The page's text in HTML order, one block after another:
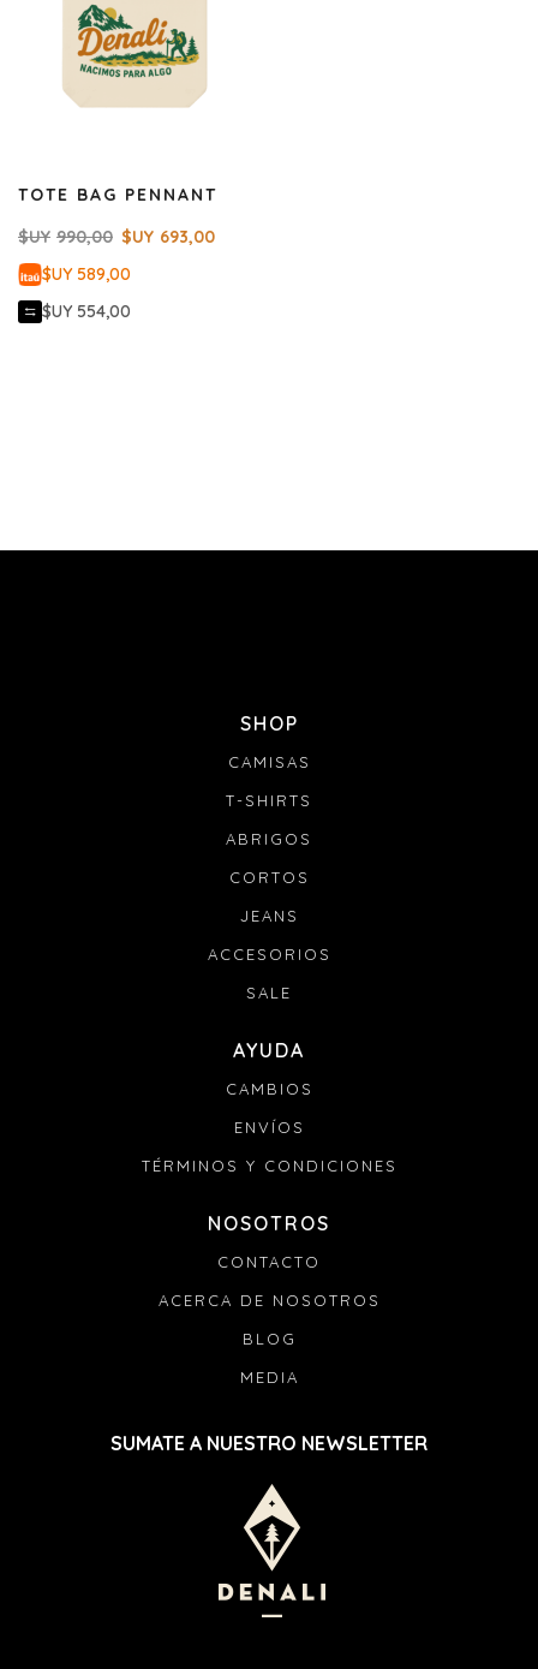
TOTE BAG PENNANT
$UY 990,00 $UY 693,00
$UY 589,00
$UY 554,00
SHOP
CAMISAS
T-SHIRTS
ABRIGOS
CORTOS
JEANS
ACCESORIOS
SALE
AYUDA
CAMBIOS
ENVÍOS
TÉRMINOS Y CONDICIONES
NOSOTROS
CONTACTO
ACERCA DE NOSOTROS
BLOG
MEDIA
SUMATE A NUESTRO NEWSLETTER